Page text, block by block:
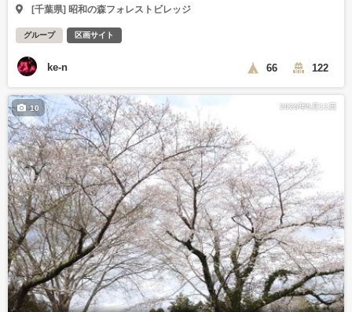
[千葉県] 昭和の森フォレストビレッジ
グループ 区画サイト
ke-n 66 122
2025年5月11日
10